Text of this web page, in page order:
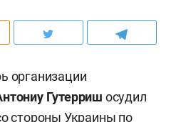
организации
Гутерриш осудил
стороны Украины по